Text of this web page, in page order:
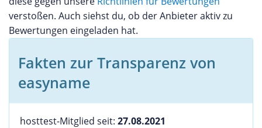
verstoßen. Auch siehst du, ob der Anbieter aktiv zu
Bewertungen eingeladen hat.
Fakten zur Transparenz von
easyname
hosttest-Mitglied seit: 27.08.2021